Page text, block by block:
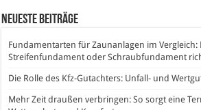
Neueste Beiträge
Fundamentarten für Zaunanlagen im
Streifenfundament oder Schraubfundament
Die Rolle des Kfz-Gutachters: Unfall- und
Mehr Zeit draußen verbringen: So sorgt eine